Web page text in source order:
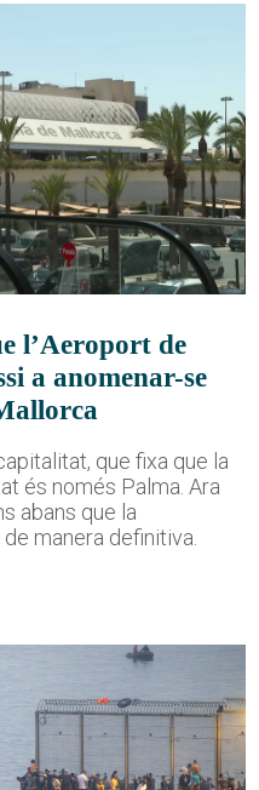
l’Aeroport de
a anomenar-se
que fixa que la
és només Palma. Ara
abans que la
manera definitiva.